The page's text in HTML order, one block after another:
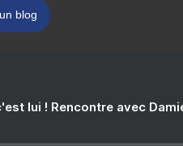
blog
lui ! Rencontre avec